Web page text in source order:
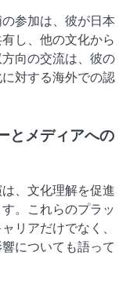
参加は、彼が日本
し、他の文化から
向の交流は、彼の
対する海外での認
とメディアへの
、文化理解を促進
。これらのプラッ
リアだけでなく、
についても語って